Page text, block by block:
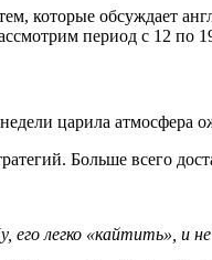
которые обсуждает
период с 12 по
царила атмосфера
Больше всего
его легко «кайтить», и